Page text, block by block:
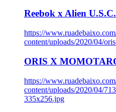
Reebok x Alien
https://
content/uploads/2020/04/
ORIS X
https://
content/uploads/2020/04/
335x256.jpg